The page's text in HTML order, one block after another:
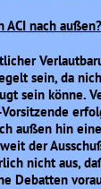
nach außen?
sein, da
sein könne.
außen hin
der
nicht aus,
Debatten